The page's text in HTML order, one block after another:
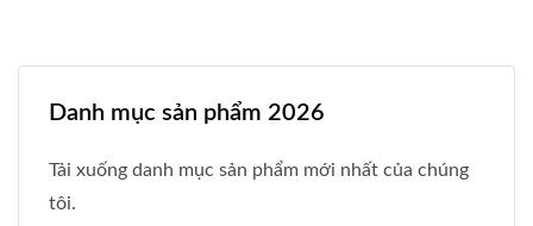
Danh mục sản phẩm 2026
Tải xuống danh mục sản phẩm mới nhất của chúng
tôi.